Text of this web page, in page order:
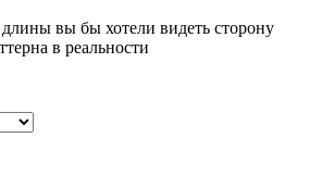
длины вы бы хотели видеть сторону
в реальности